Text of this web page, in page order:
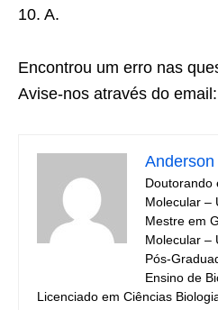
10. A.
Encontrou um erro nas
Avise-nos através do
Doutorando
Molecular –
Mestre em
Molecular –
Pós-
Ensino de
Licenciado em Ciências